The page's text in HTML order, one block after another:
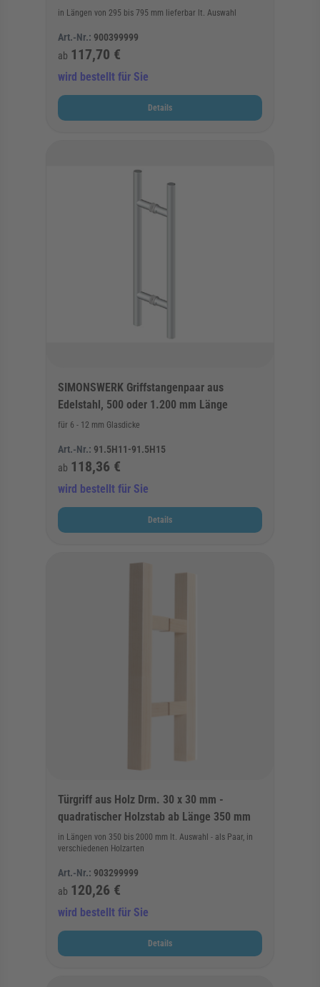
in Längen von 295 bis 795 mm lieferbar lt. Auswahl
Art.-Nr.: 900399999
ab 117,70 €
wird bestellt für Sie
Details
SIMONSWERK Griffstangenpaar aus
Edelstahl, 500 oder 1.200 mm Länge
für 6 - 12 mm Glasdicke
Art.-Nr.: 91.5H11-91.5H15
ab 118,36 €
wird bestellt für Sie
Details
Türgriff aus Holz Drm. 30 x 30 mm -
quadratischer Holzstab ab Länge 350 mm
in Längen von 350 bis 2000 mm lt. Auswahl - als Paar, in
verschiedenen Holzarten
Art.-Nr.: 903299999
ab 120,26 €
wird bestellt für Sie
Details